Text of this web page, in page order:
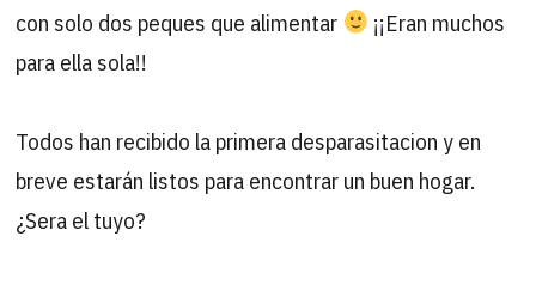
con solo dos peques que alimentar
¡¡Eran muchos
para ella sola!!
Todos han recibido la primera desparasitacion y en
breve estarán listos para encontrar un buen hogar.
¿Sera el tuyo?